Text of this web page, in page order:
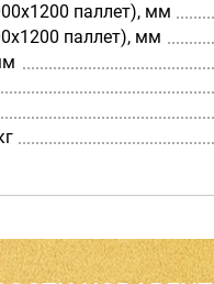
паллет), мм
паллет), мм